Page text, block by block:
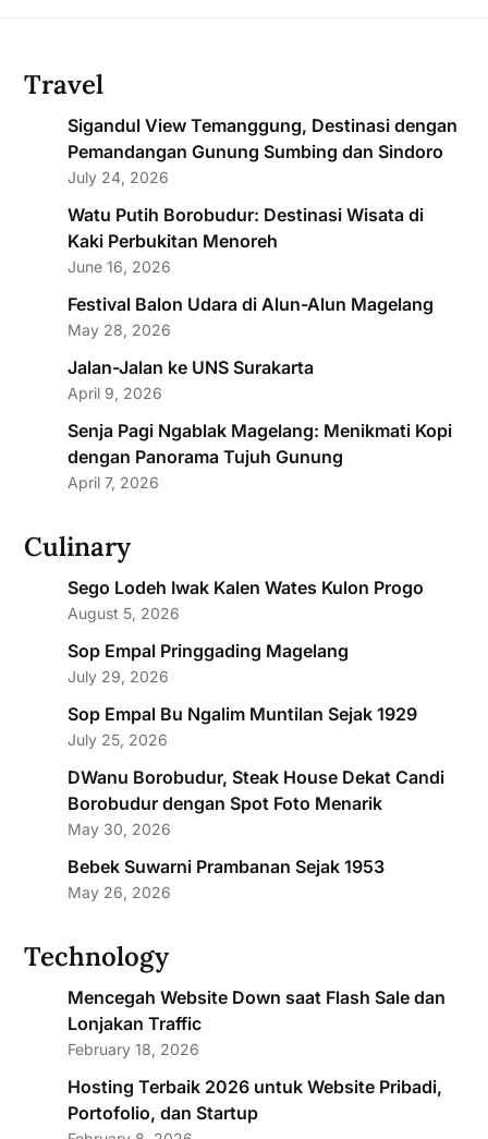
Travel
Sigandul View Temanggung, Destinasi dengan
Pemandangan Gunung Sumbing dan Sindoro
July 24, 2026
Watu Putih Borobudur: Destinasi Wisata di
Kaki Perbukitan Menoreh
June 16, 2026
Festival Balon Udara di Alun-Alun Magelang
May 28, 2026
Jalan-Jalan ke UNS Surakarta
April 9, 2026
Senja Pagi Ngablak Magelang: Menikmati Kopi
dengan Panorama Tujuh Gunung
April 7, 2026
Culinary
Sego Lodeh Iwak Kalen Wates Kulon Progo
August 5, 2026
Sop Empal Pringgading Magelang
July 29, 2026
Sop Empal Bu Ngalim Muntilan Sejak 1929
July 25, 2026
DWanu Borobudur, Steak House Dekat Candi
Borobudur dengan Spot Foto Menarik
May 30, 2026
Bebek Suwarni Prambanan Sejak 1953
May 26, 2026
Technology
Mencegah Website Down saat Flash Sale dan
Lonjakan Traffic
February 18, 2026
Hosting Terbaik 2026 untuk Website Pribadi,
Portofolio, dan Startup